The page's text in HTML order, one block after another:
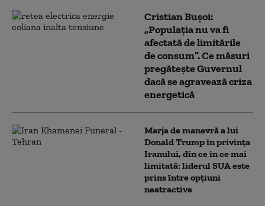
Cristian Bușoi:
„Populația nu va fi
afectată de limitările
de consum”. Ce măsuri
pregătește Guvernul
dacă se agravează criza
energetică
Marja de manevră a lui
Donald Trump în privința
Iranului, din ce în ce mai
limitată: liderul SUA este
prins între opțiuni
neatractive